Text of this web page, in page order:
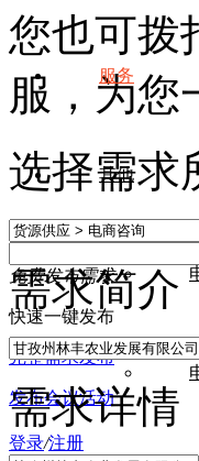
服务
其他
免费发布需求
快速一键发布
完整需求发布
发布会议活动
登录/注册
您也可拨
服，为您
选择需求
需求简介
需求详情